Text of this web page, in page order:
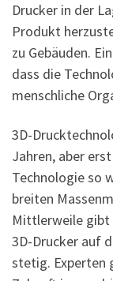
Drucker in der
Produkt
zu Gebäuden.
dass die
menschliche
3D-
Jahren, aber
Technologie so
breiten
Mittlerweile gibt
3D-Drucker auf
stetig. Experten